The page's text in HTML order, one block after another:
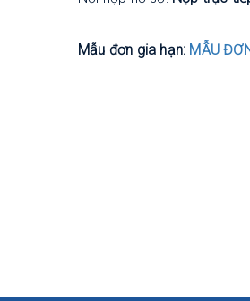
Mẫu đơn gia hạn: MẪU